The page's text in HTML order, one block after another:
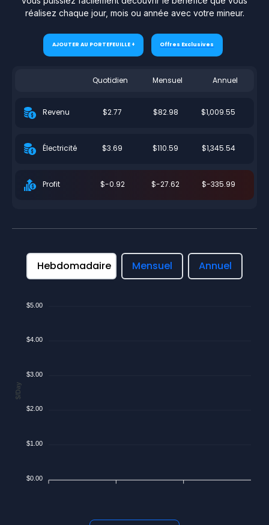
réalisez chaque jour, mois ou année avec votre mineur.
AJOUTER AU PORTEFEUILLE + Offres Exclusives
Quotidien Mensuel Annuel
Revenu $2.77 $82.98 $1,009.55
Électricité $3.69 $110.59 $1,345.54
Profit $-0.92 $-27.62 $-335.99
Hebdomadaire Mensuel Annuel
$5.00
$4.00
$3.00
$2.00
$1.00
$0.00
$/Day